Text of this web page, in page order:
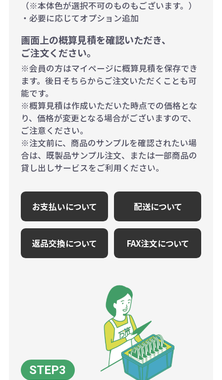
（※本体色が選択不可のものもございます。）
・必要に応じてオプション追加
画面上の概算見積を確認いただき、
ご注文ください。
※会員の方はマイページに概算見積を保存でき
ます。後日そちらからご注文いただくことも可
能です。
※概算見積は作成いただいた時点での価格とな
り、価格が変更となる場合がございますので、
ご注意ください。
※注文前に、商品のサンプルを確認されたい場
合は、既製品サンプル注文、または一部商品の
貸し出しサービスをご利用ください。
お支払いについて 配送について
返品交換について FAX注文について